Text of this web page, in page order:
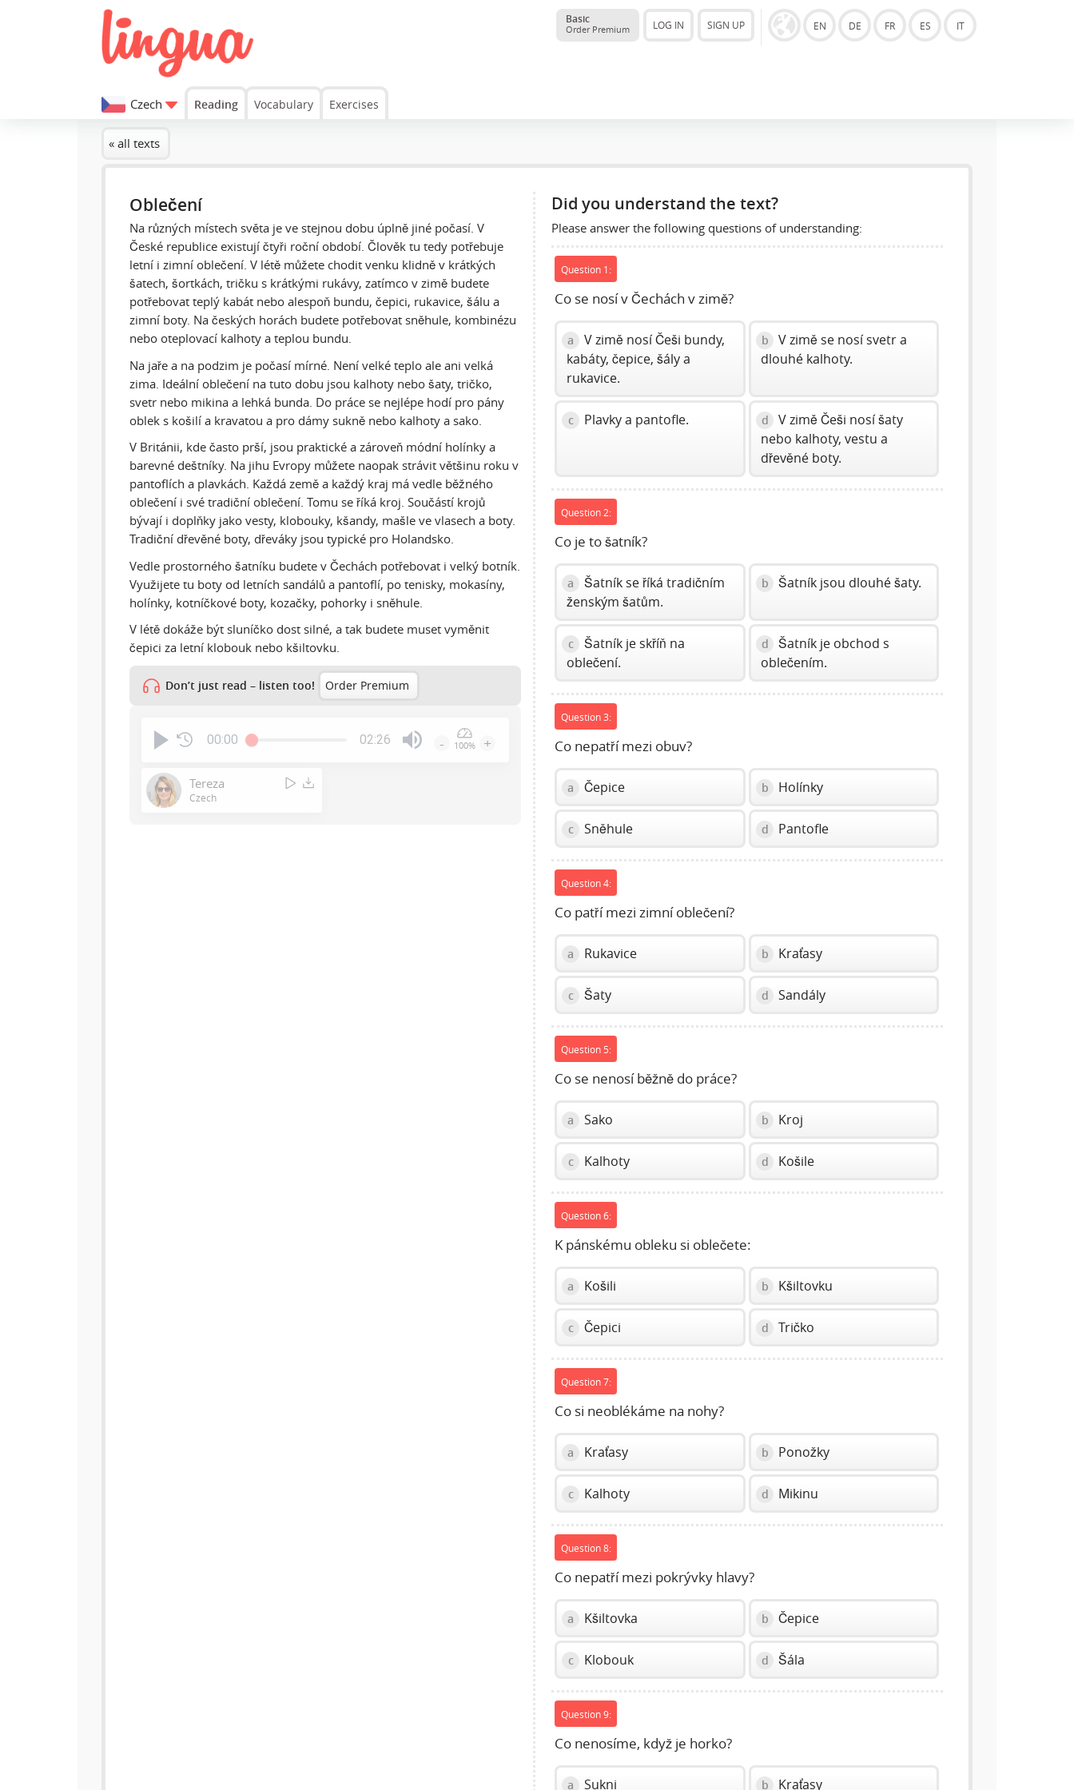
Basic
Order Premium LOG IN SIGN UP EN DE FR ES IT
Czech Reading Vocabulary Exercises
« all texts
Oblečení
Na různých místech světa je ve stejnou dobu úplně jiné počasí. V
České republice existují čtyři roční období. Člověk tu tedy potřebuje
letní i zimní oblečení. V létě můžete chodit venku klidně v krátkých
šatech, šortkách, tričku s krátkými rukávy, zatímco v zimě budete
potřebovat teplý kabát nebo alespoň bundu, čepici, rukavice, šálu a
zimní boty. Na českých horách budete potřebovat sněhule, kombinézu
nebo oteplovací kalhoty a teplou bundu.
Na jaře a na podzim je počasí mírné. Není velké teplo ale ani velká
zima. Ideální oblečení na tuto dobu jsou kalhoty nebo šaty, tričko,
svetr nebo mikina a lehká bunda. Do práce se nejlépe hodí pro pány
oblek s košilí a kravatou a pro dámy sukně nebo kalhoty a sako.
V Británii, kde často prší, jsou praktické a zároveň módní holínky a
barevné deštníky. Na jihu Evropy můžete naopak strávit většinu roku v
pantoflích a plavkách. Každá země a každý kraj má vedle běžného
oblečení i své tradiční oblečení. Tomu se říká kroj. Součástí krojů
bývají i doplňky jako vesty, klobouky, kšandy, mašle ve vlasech a boty.
Tradiční dřevěné boty, dřeváky jsou typické pro Holandsko.
Vedle prostorného šatníku budete v Čechách potřebovat i velký botník.
Využijete tu boty od letních sandálů a pantoflí, po tenisky, mokasíny,
holínky, kotníčkové boty, kozačky, pohorky i sněhule.
V létě dokáže být sluníčko dost silné, a tak budete muset vyměnit
čepici za letní klobouk nebo kšiltovku.
Don’t just read – listen too! Order Premium
00:00 02:26 - 100% +
Tereza
Czech
Did you understand the text?
Please answer the following questions of understanding:
Question 1:
Co se nosí v Čechách v zimě?
a
V zimě nosí Češi bundy,
kabáty, čepice, šály a
rukavice.
b
V zimě se nosí svetr a
dlouhé kalhoty.
c Plavky a pantofle. d
V zimě Češi nosí šaty
nebo kalhoty, vestu a
dřevěné boty.
Question 2:
Co je to šatník?
a
Šatník se říká tradičním
ženským šatům.
b Šatník jsou dlouhé šaty.
c
Šatník je skříň na
oblečení.
d
Šatník je obchod s
oblečením.
Question 3:
Co nepatří mezi obuv?
a Čepice b Holínky
c Sněhule d Pantofle
Question 4:
Co patří mezi zimní oblečení?
a Rukavice b Kraťasy
c Šaty d Sandály
Question 5:
Co se nenosí běžně do práce?
a Sako b Kroj
c Kalhoty d Košile
Question 6:
K pánskému obleku si oblečete:
a Košili b Kšiltovku
c Čepici d Tričko
Question 7:
Co si neoblékáme na nohy?
a Kraťasy b Ponožky
c Kalhoty d Mikinu
Question 8:
Co nepatří mezi pokrývky hlavy?
a Kšiltovka b Čepice
c Klobouk d Šála
Question 9:
Co nenosíme, když je horko?
a Sukni b Kraťasy